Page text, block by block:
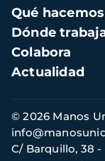
principal
Qué hacemos
Dónde
Colabora
Actualidad
Información
de
contacto
© 2026 Manos
C/ Barquillo, 38 -